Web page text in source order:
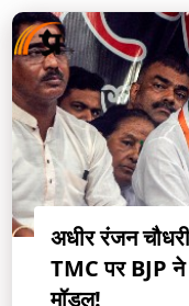
अधीर रंजन
TMC पर BJP
मॉडल!